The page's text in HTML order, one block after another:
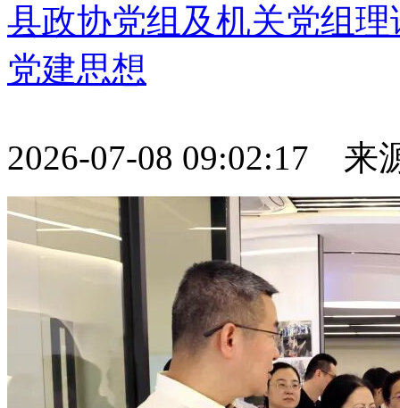
县政协党组及机关党组
党建思想
2026-07-08 09:02:17 来